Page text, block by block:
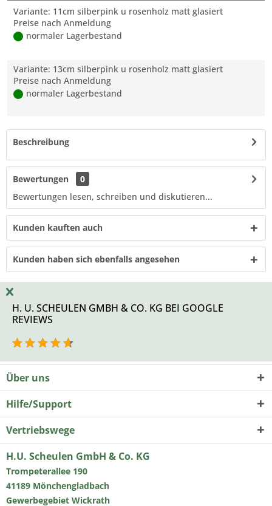
Variante: 11cm silberpink u rosenholz matt glasiert
Preise nach Anmeldung
normaler Lagerbestand
Variante: 13cm silberpink u rosenholz matt glasiert
Preise nach Anmeldung
normaler Lagerbestand
Beschreibung
Bewertungen
0
Bewertungen lesen, schreiben und diskutieren...
Kunden kauften auch
Kunden haben sich ebenfalls angesehen
H. U. SCHEULEN GMBH & CO. KG BEI GOOGLE
REVIEWS
Über uns
Hilfe/Support
Vertriebswege
H.U. Scheulen GmbH & Co. KG
Trompeterallee 190
41189 Mönchengladbach
Gewerbegebiet Wickrath